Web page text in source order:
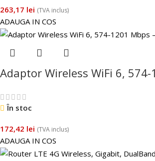
263,17 lei (TVA inclus)
ADAUGA IN COS
Adaptor Wireless WiFi 6, 574-
În stoc
172,42 lei (TVA inclus)
ADAUGA IN COS